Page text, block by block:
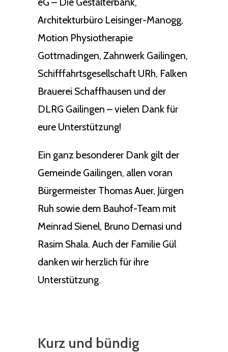
Architekturbüro Leisinger-Manogg,
Motion Physiotherapie
Gottmadingen, Zahnwerk Gailingen,
Schifffahrtsgesellschaft URh, Falken
Brauerei Schaffhausen und der
DLRG Gailingen – vielen Dank für
eure Unterstützung!
Ein ganz besonderer Dank gilt der
Gemeinde Gailingen, allen voran
Bürgermeister Thomas Auer, Jürgen
Ruh sowie dem Bauhof-Team mit
Meinrad Sienel, Bruno Demasi und
Rasim Shala. Auch der Familie Gül
danken wir herzlich für ihre
Unterstützung.
Kurz und bündig